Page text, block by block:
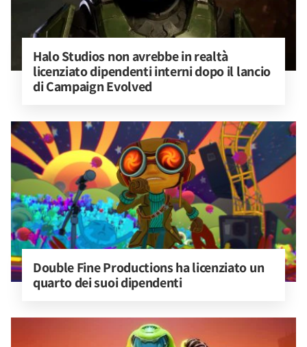
Halo Studios non avrebbe in realtà
licenziato dipendenti interni dopo il lancio
di Campaign Evolved
Double Fine Productions ha licenziato un
quarto dei suoi dipendenti